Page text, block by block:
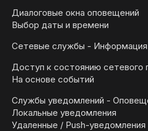
Диалоговые окна оповещений
Выбор даты и времени
Сетевые службы - Информация
Доступ к состоянию сетевого
На основе событий
Службы уведомлений -
Локальные уведомления
Удаленные / Push-уведомления